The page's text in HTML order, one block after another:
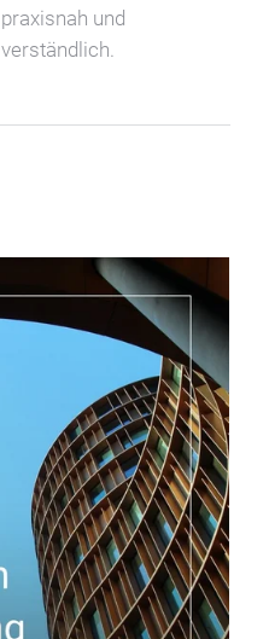
praxisnah und
verständlich.